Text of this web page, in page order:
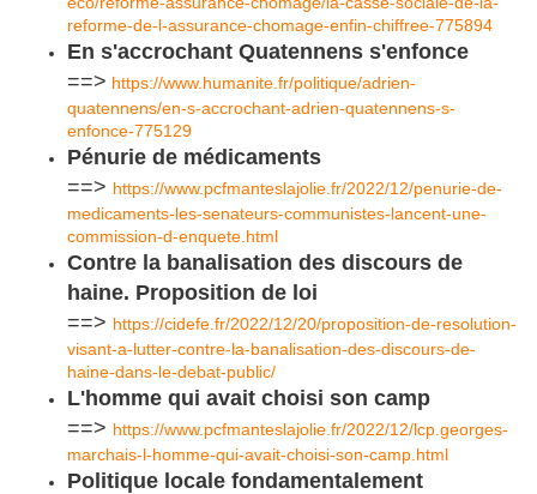
reforme-de-l-assurance-chomage-enfin-chiffree-775894
En s'accrochant Quatennens s'enfonce
==> https://www.humanite.fr/politique/adrien-
quatennens/en-s-accrochant-adrien-quatennens-s-
enfonce-775129
Pénurie de médicaments
==> https://www.pcfmanteslajolie.fr/2022/12/penurie-de-
medicaments-les-senateurs-communistes-lancent-une-
commission-d-enquete.html
Contre la banalisation des discours de
haine. Proposition de loi
==> https://cidefe.fr/2022/12/20/proposition-de-resolution-
visant-a-lutter-contre-la-banalisation-des-discours-de-
haine-dans-le-debat-public/
L'homme qui avait choisi son camp
==> https://www.pcfmanteslajolie.fr/2022/12/lcp.georges-
marchais-l-homme-qui-avait-choisi-son-camp.html
Politique locale fondamentalement